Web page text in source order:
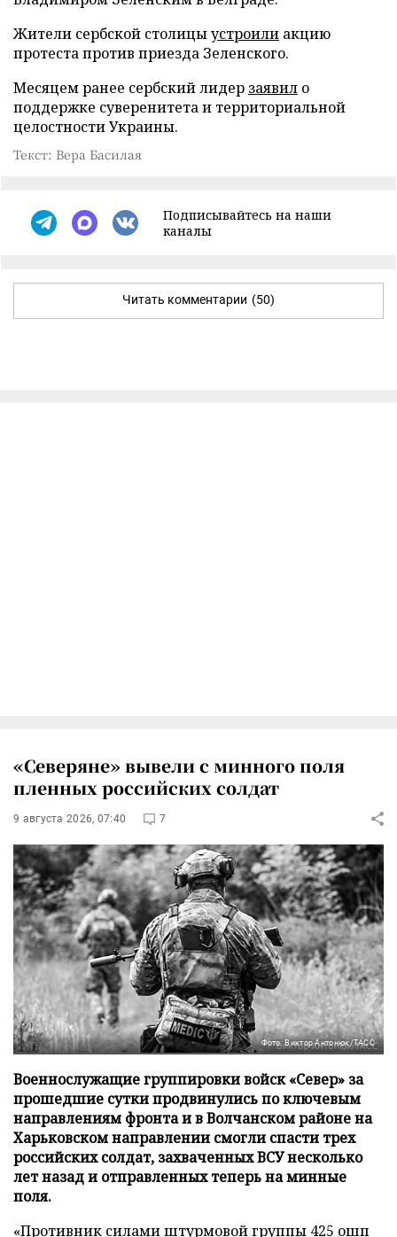
Жители сербской столицыустроили акцию
протеста против приезда Зеленского.
Месяцем ранее сербский лидер заявил о
поддержке суверенитета и территориальной
целостности Украины.
Текст: Вера Басилая
Подписывайтесь на наши
каналы
Читать комментарии (50)
«Северяне» вывели с минного поля
пленных российских солдат
9 августа 2026, 07:40 7
Фото: Виктор Антонюк/ТАСС
Военнослужащие группировки войск «Север» за
прошедшие сутки продвинулись по ключевым
направлениям фронта и в Волчанском районе на
Харьковском направлении смогли спасти трех
российских солдат, захваченных ВСУ несколько
лет назад и отправленных теперь на минные
поля.
«Противник силами штурмовой группы 425 ошп